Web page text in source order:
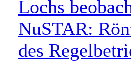
Lochs
NuSTAR:
des